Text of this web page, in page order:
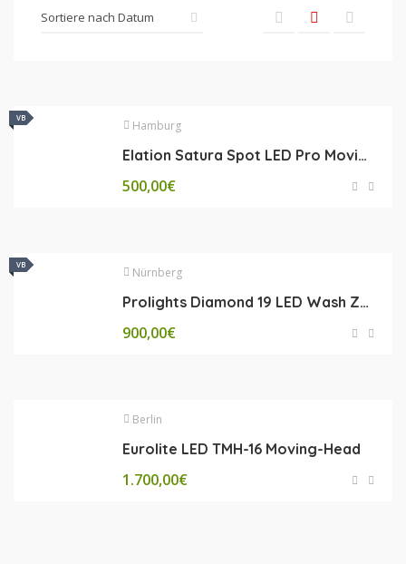
VB
VB
Hamburg
Elation Satura Spot LED Pro Moving Head
500,00€
VB
VB
Nürnberg
Prolights Diamond 19 LED Wash Zoom RGBW
900,00€
Berlin
Eurolite LED TMH-16 Moving-Head
1.700,00€